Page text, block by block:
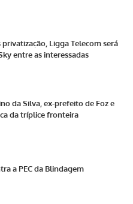
privatização, Ligga Telecom será
entre as interessadas
da Silva, ex-prefeito de Foz e
da tríplice fronteira
a PEC da Blindagem